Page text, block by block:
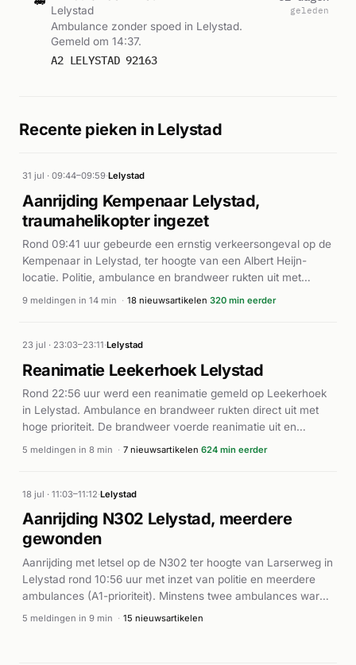
Lelystad
Ambulance zonder spoed in Lelystad.
Gemeld om 14:37.
A2 LELYSTAD 92163
geleden
Recente pieken in Lelystad
31 jul · 09:44–09:59·Lelystad
Aanrijding Kempenaar Lelystad,
traumahelikopter ingezet
Rond 09:41 uur gebeurde een ernstig verkeersongeval op de
Kempenaar in Lelystad, ter hoogte van een Albert Heijn-
locatie. Politie, ambulance en brandweer rukten uit met
spoed. Een traumahelikopter werd gealarmeerd voor
hulpdiensten waren massaal ter plaatse om de gewonde
persoon medische hulp te verlenen. De exacte
omstandigheden van het ongeluk zijn niet nader
gespecificeerd in de beschikbare informatie.
9 meldingen in 14 min · 18 nieuwsartikelen 320 min eerder
23 jul · 23:03–23:11·Lelystad
Reanimatie Leekerhoek Lelystad
Rond 22:56 uur werd een reanimatie gemeld op Leekerhoek
in Lelystad. Ambulance en brandweer rukten direct uit met
hoge prioriteit. De brandweer voerde reanimatie uit en
assisteerde bij een afhijsing ter plaatse. Meerdere
meldingen in korte tijd, wat wijst op een complexe situatie.
Volgens de Stentor vond op deze locatie inderdaad een
reanimatie plaats.
5 meldingen in 8 min · 7 nieuwsartikelen 624 min eerder
18 jul · 11:03–11:12·Lelystad
Aanrijding N302 Lelystad, meerdere
gewonden
Aanrijding met letsel op de N302 ter hoogte van Larserweg in
Lelystad rond 10:56 uur met inzet van politie en meerdere
ambulances (A1-prioriteit). Minstens twee ambulances waren
ter plaatse bij het incident.
5 meldingen in 9 min · 15 nieuwsartikelen